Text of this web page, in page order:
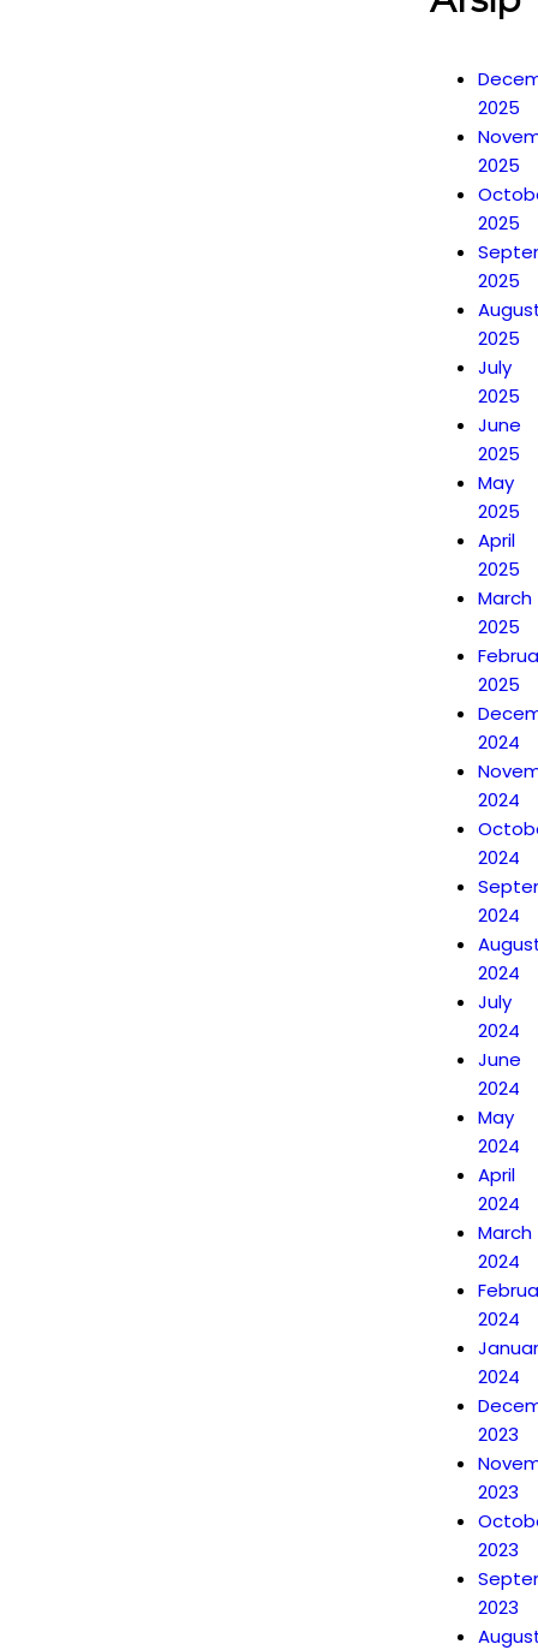
2025
2025
2025
2025
2025
July
2025
June
2025
May
2025
April
2025
March
2025
2025
2024
2024
2024
2024
2024
July
2024
June
2024
May
2024
April
2024
March
2024
2024
2024
2023
2023
2023
2023